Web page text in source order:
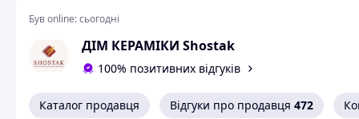
Був online:сьогодні
ДІМ КЕРАМІКИ Shostak
100% позитивних відгуків
Каталог продавця Відгуки про продавця 472